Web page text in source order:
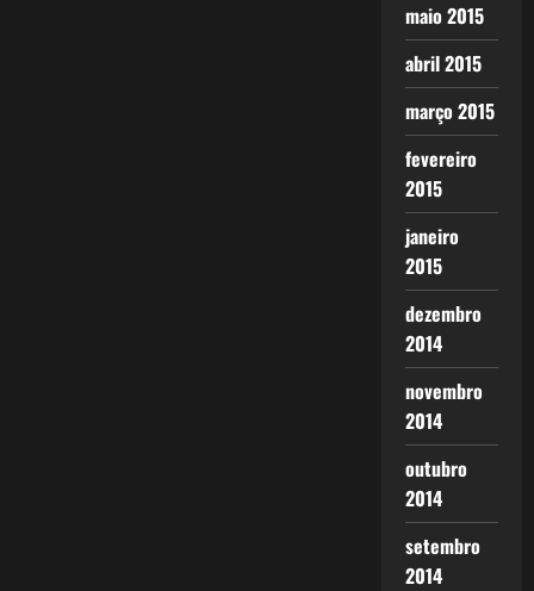
maio 2015
abril 2015
março 2015
fevereiro
2015
janeiro
2015
dezembro
2014
novembro
2014
outubro
2014
setembro
2014